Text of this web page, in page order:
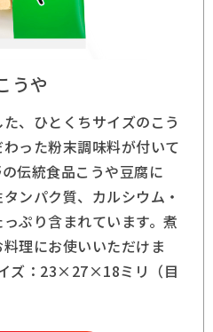
うや
、ひとくちサイズのこう
った粉末調味料が付いて
伝統食品こうや豆腐に
ンパク質、カルシウム・
ぷり含まれています。煮
理にお使いいただけま
ズ：23×27×18ミリ（目